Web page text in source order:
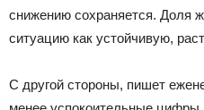
снижению сохраняется. Доля
ситуацию как устойчивую,
С другой стороны, пишет